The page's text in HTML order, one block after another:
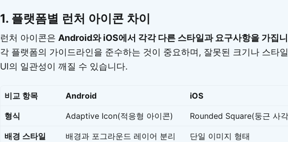
1. 플랫폼별 런처 아이콘 차이
런처 아이콘은 Android와 iOS에서 각각 다른 스타일과 요구사항을 가집
각 플랫폼의 가이드라인을 준수하는 것이 중요하며, 잘못된 크기나 스타
UI의 일관성이 깨질 수 있습니다.
비교 항목 Android iOS
형식 Adaptive Icon(적응형 아이콘) Rounded Square(둥근 사
배경 스타일
배경과 포그라운드 레이어 분리
단일 이미지 형태